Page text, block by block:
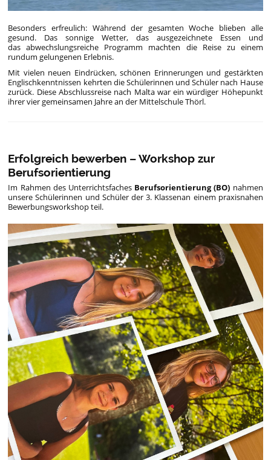
Besonders erfreulich: Während der gesamten Woche blieben alle
gesund. Das sonnige Wetter, das ausgezeichnete Essen und
das abwechslungsreiche Programm machten die Reise zu einem
rundum gelungenen Erlebnis.
Mit vielen neuen Eindrücken, schönen Erinnerungen und gestärkten
Englischkenntnissen kehrten die Schülerinnen und Schüler nach Hause
zurück. Diese Abschlussreise nach Malta war ein würdiger Höhepunkt
ihrer vier gemeinsamen Jahre an der Mittelschule Thörl.
Erfolgreich bewerben – Workshop zur
Berufsorientierung
Im Rahmen des Unterrichtsfaches Berufsorientierung (BO) nahmen
unsere Schülerinnen und Schüler der 3. Klassenan einem praxisnahen
Bewerbungsworkshop teil.